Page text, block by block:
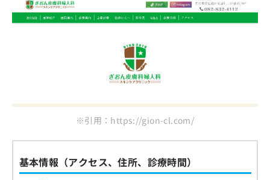
※引用：https://gion-cl.com/
基本情報（アクセス、住所、診療時間）